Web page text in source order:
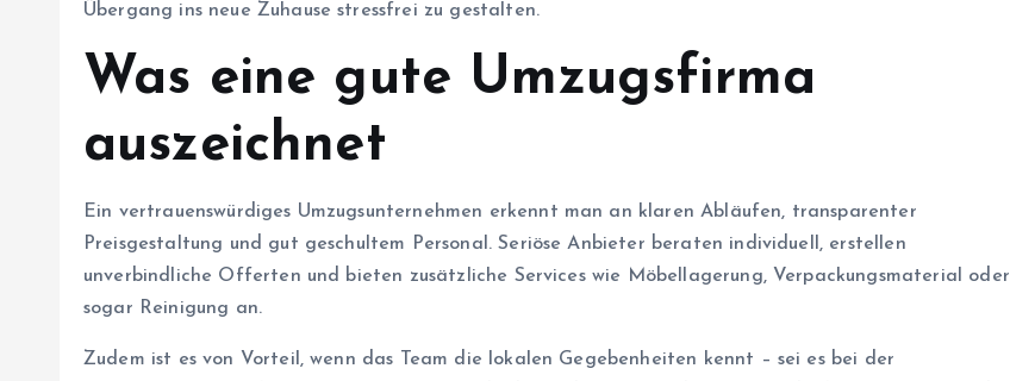
Übergang ins neue Zuhause stressfrei zu gestalten.
Was eine gute Umzugsfirma
auszeichnet
Ein vertrauenswürdiges Umzugsunternehmen erkennt man an klaren Abläufen, transparenter
Preisgestaltung und gut geschultem Personal. Seriöse Anbieter beraten individuell, erstellen
unverbindliche Offerten und bieten zusätzliche Services wie Möbellagerung, Verpackungsmaterial oder
sogar Reinigung an.
Zudem ist es von Vorteil, wenn das Team die lokalen Gegebenheiten kennt – sei es bei der